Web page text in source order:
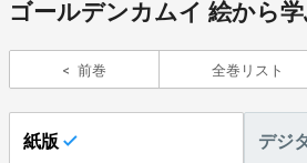
ゴールデンカムイ 絵から
前巻 全巻リスト
紙版 デジ